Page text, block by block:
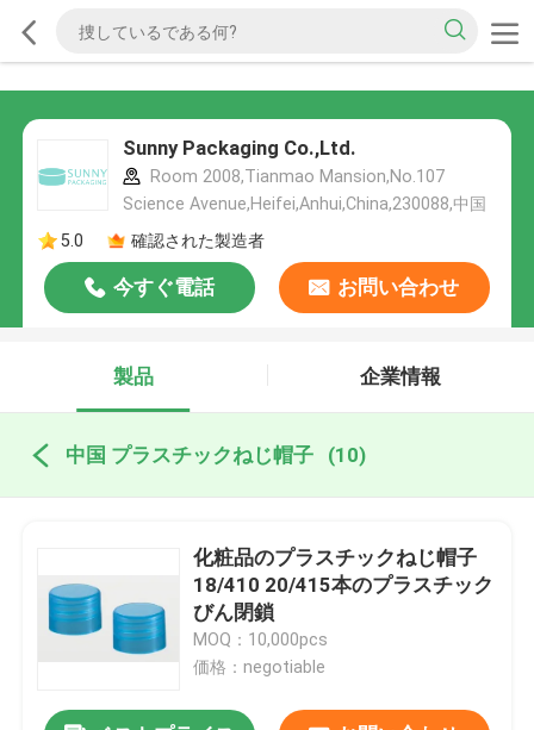
Sunny Packaging Co.,Ltd.
Room 2008,Tianmao Mansion,No.107
Science Avenue,Heifei,Anhui,China,230088,中国
5.0
確認された製造者
今すぐ電話 お問い合わせ
製品 企業情報
中国 プラスチックねじ帽子 (10)
化粧品のプラスチックねじ帽子
18/410 20/415本のプラスチック
びん閉鎖
MOQ：10,000pcs
価格：negotiable